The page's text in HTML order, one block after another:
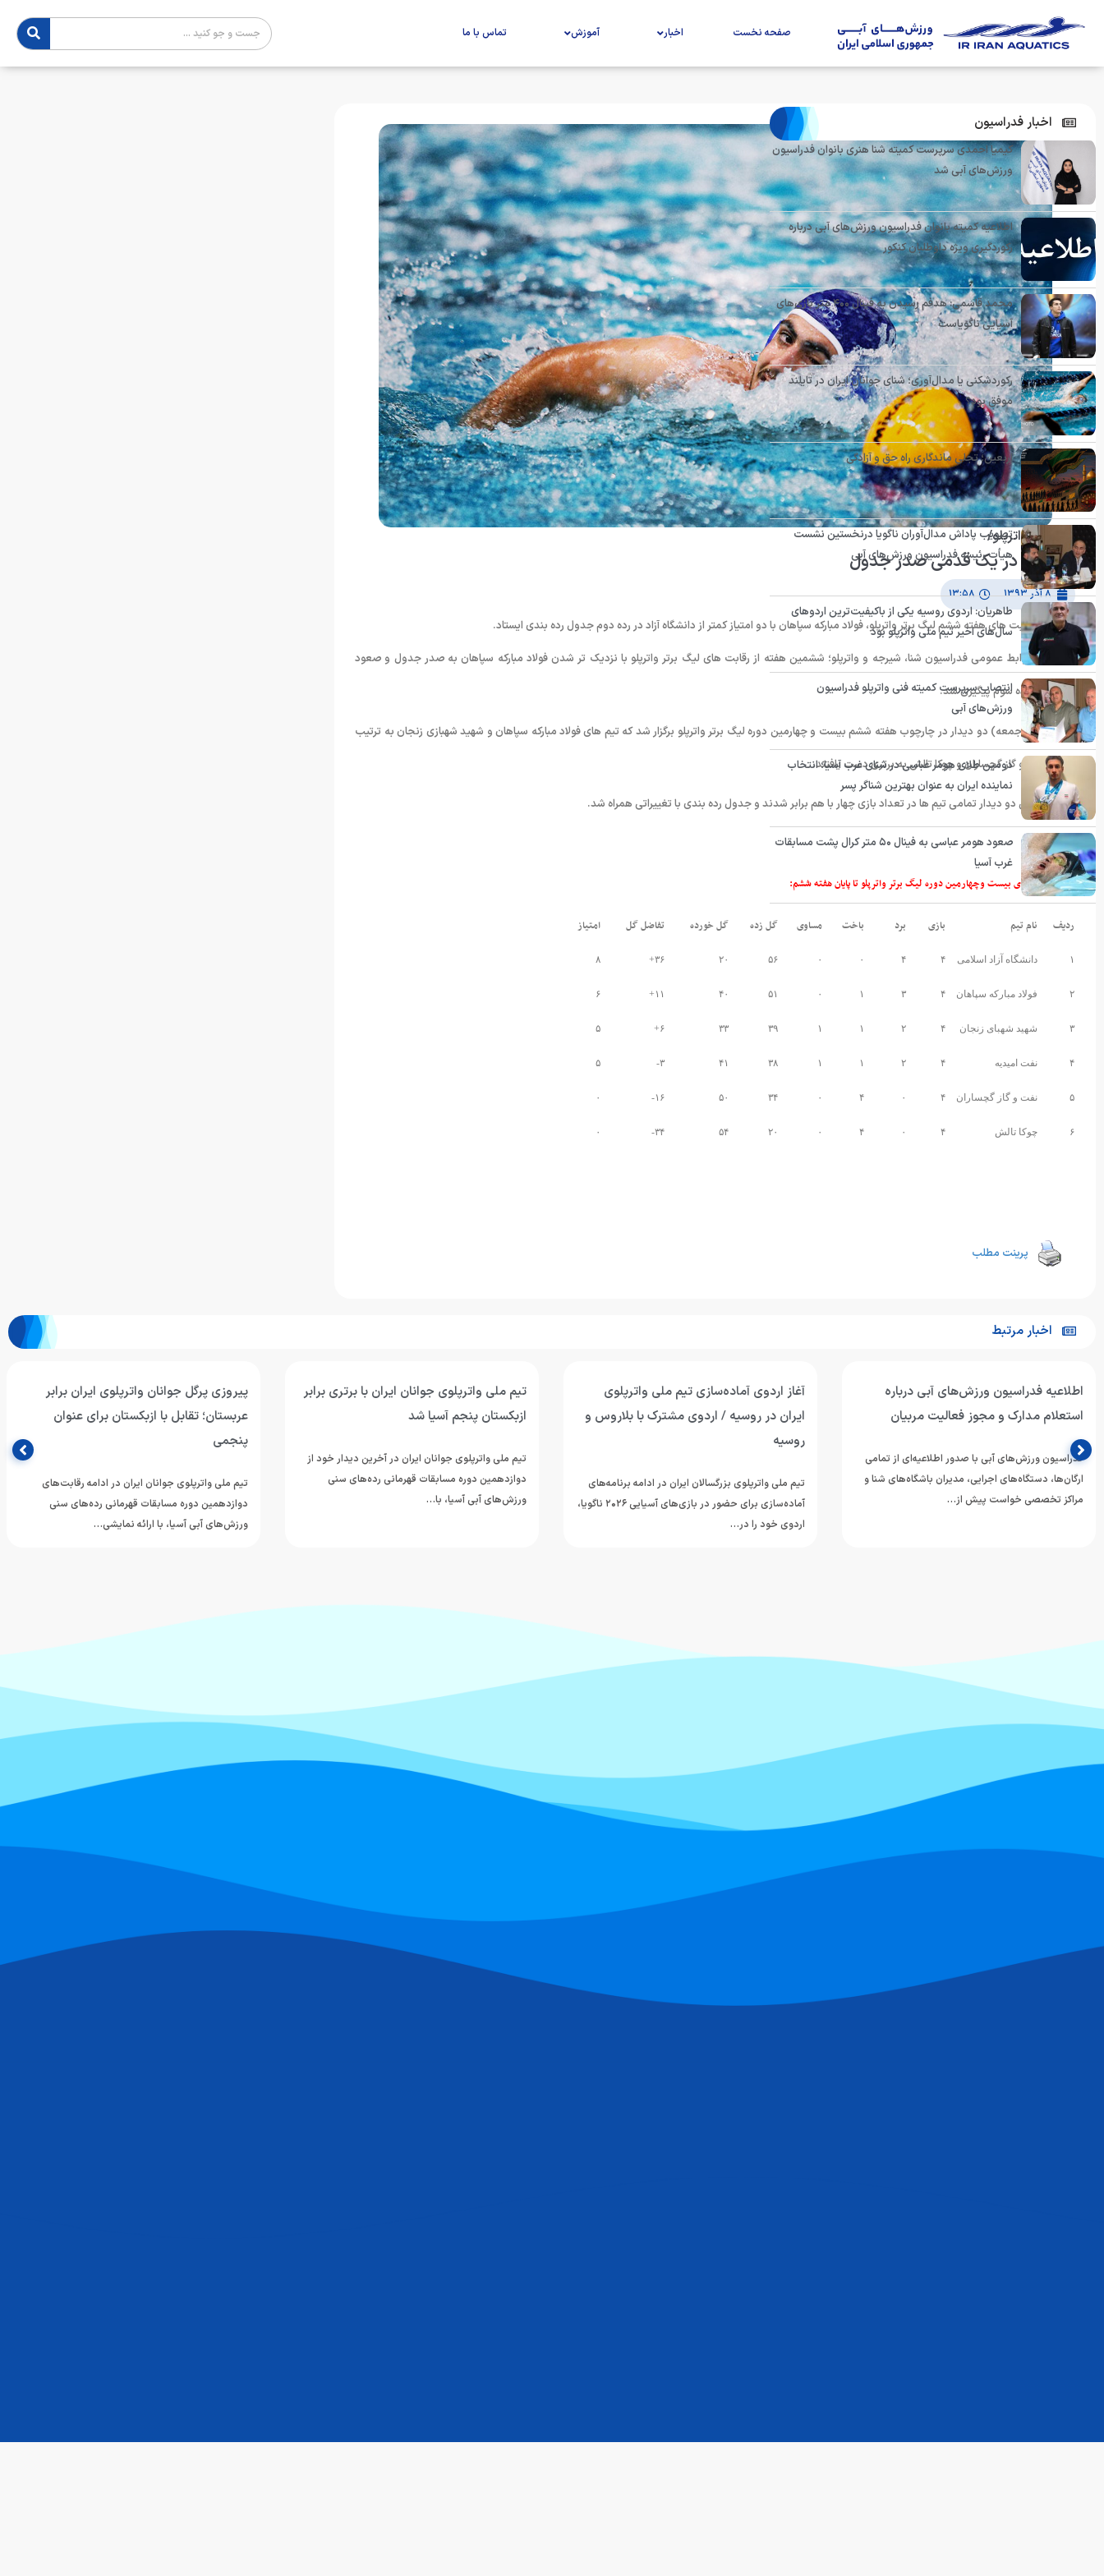
صفحه نخست اخبار آموزش تماس با ما
لیگ برتر واترپلو/
سپاهان در یک قدمی صدر جدول
۸ آذر ۱۳۹۳ ۱۳:۵۸
با برگزاری رقابت های هفته ششم لیگ برتر واترپلو، فولاد مبارکه سپاهان با دو امتیاز کمتر از دانشگاه آزاد در رده دوم جدول رده بندی ایستاد.
به گزارش روابط عمومی فدراسیون شنا، شیرجه و واترپلو؛ ششمین هفته از رقابت های لیگ برتر واترپلو با نزدیک تر شدن فولاد مبارکه سپاهان به صدر جدول و صعود
شهبازی به رده سوم پیگیری شد.
روز گذشته (جمعه) دو دیدار در چارچوب هفته ششم بیست و چهارمین دوره لیگ برتر واترپلو برگزار شد که تیم های فولاد مبارکه سپاهان و شهید شهبازی زنجان به ترتیب
مقابل نفت و گاز گچساران و چوکا تالش به برتری دست یافتند.
با برگزاری این دو دیدار تمامی تیم ها در تعداد بازی چهار با هم برابر شدند و جدول رده بندی با تغییراتی همراه شد.
جدول رده بندی بیست وچهارمین دوره لیگ برتر واترپلو تا پایان هفته ششم:
ردیف نام تیم بازی برد باخت مساوی گل زده گل خورده تفاضل گل امتیاز
۱ دانشگاه آزاد اسلامی ۴ ۴ ۰ ۰ ۵۶ ۲۰ ۳۶+ ۸
۲ فولاد مبارکه سپاهان ۴ ۳ ۱ ۰ ۵۱ ۴۰ ۱۱+ ۶
۳ شهید شهبای زنجان ۴ ۲ ۱ ۱ ۳۹ ۳۳ ۶+ ۵
۴ نفت امیدیه ۴ ۲ ۱ ۱ ۳۸ ۴۱ ۳- ۵
۵ نفت و گاز گچساران ۴ ۰ ۴ ۰ ۳۴ ۵۰ ۱۶- ۰
۶ چوکا تالش ۴ ۰ ۴ ۰ ۲۰ ۵۴ ۳۴- ۰
پرینت مطلب
اخبار فدراسیون
کیمیا احمدی سرپرست کمیته شنا هنری بانوان فدراسیون
ورزش‌های آبی شد
اطلاعیه کمیته بانوان فدراسیون ورزش‌های آبی درباره
رکوردگیری ویژه داوطلبان کنکور
محمد قاسمی: هدفم رسیدن به فینال ۴۰۰ متر بازی‌های
آسیایی ناگویاست
رکوردشکنی یا مدال‌آوری؛ شنای جوانان ایران در تایلند
موفق بود؟
اربعین؛ تجلی ماندگاری راه حق و آزادگی
تصویب پاداش مدال‌آوران ناگویا درنخستین نشست
هیأت رئیسه فدراسیون ورزش‌های آبی
طاهریان: اردوی روسیه یکی از باکیفیت‌ترین اردوهای
سال‌های اخیر تیم ملی واترپلو بود
انتصاب سرپرست کمیته فنی واترپلو فدراسیون
ورزش‌های آبی
دومین طلای هومر عباسی در شنای غرب آسیا؛ انتخاب
نماینده ایران به عنوان بهترین شناگر پسر
صعود هومر عباسی به فینال ۵۰ متر کرال پشت مسابقات
غرب آسیا
اخبار مرتبط
اطلاعیه فدراسیون ورزش‌های آبی درباره
استعلام مدارک و مجوز فعالیت مربیان
فدراسیون ورزش‌های آبی با صدور اطلاعیه‌ای از تمامی
ارگان‌ها، دستگاه‌های اجرایی، مدیران باشگاه‌های شنا و
مراکز تخصصی خواست پیش از…
آغاز اردوی آماده‌سازی تیم ملی واترپلوی
ایران در روسیه / اردوی مشترک با بلاروس و
روسیه
تیم ملی واترپلوی بزرگسالان ایران در ادامه برنامه‌های
آماده‌سازی برای حضور در بازی‌های آسیایی ۲۰۲۶ ناگویا،
اردوی خود را در…
تیم ملی واترپلوی جوانان ایران با برتری برابر
ازبکستان پنجم آسیا شد
تیم ملی واترپلوی جوانان ایران در آخرین دیدار خود از
دوازدهمین دوره مسابقات قهرمانی رده‌های سنی
ورزش‌های آبی آسیا، با…
پیروزی پرگل جوانان واترپلوی ایران برابر
عربستان؛ تقابل با ازبکستان برای عنوان
پنجمی
تیم ملی واترپلوی جوانان ایران در ادامه رقابت‌های
دوازدهمین دوره مسابقات قهرمانی رده‌های سنی
ورزش‌های آبی آسیا، با ارائه نمایشی…